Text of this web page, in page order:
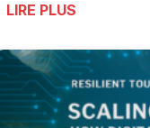
LIRE PLUS